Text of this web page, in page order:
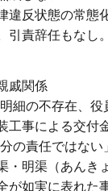
違反状態の常態
引責辞任もなし。
戚関係
細の不存在、
工事による交
の責任ではな
・明渠（あんき
が如実に表れた